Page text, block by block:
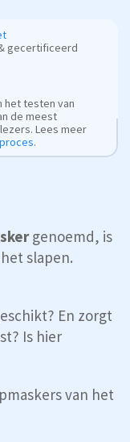
gecertificeerd
het testen van
de meest
Lees meer
.
genoemd, is
slapen.
En zorgt
Is hier
van het